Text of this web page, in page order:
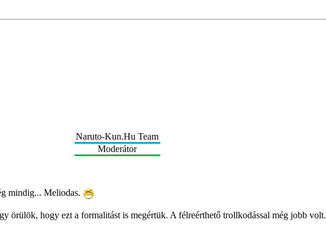
Naruto-Kun.Hu Team
Moderátor
mindig... Meliodas.
örülök, hogy ezt a formalitást is megértük. A félreérthető trollkodással még jobb volt.